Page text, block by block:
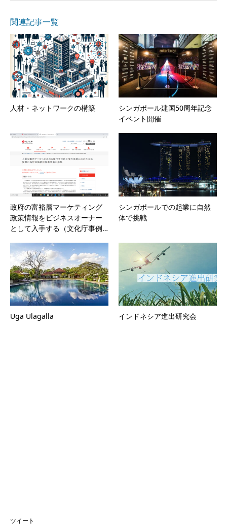
関連記事一覧
人材・ネットワークの構築
シンガポール建国50周年記念
イベント開催
政府の富裕層マーケティング
政策情報をビジネスオーナー
として入手する（文化庁事例…
シンガポールでの起業に自然
体で挑戦
Uga Ulagalla インドネシア進出研究会
ツイート